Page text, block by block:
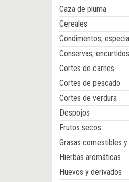
Caza de pluma
Cereales
Condimentos,
Conservas,
Cortes de carnes
Cortes de pescado
Cortes de verdura
Despojos
Frutos secos
Grasas comestibles y
Hierbas aromáticas
Huevos y derivados